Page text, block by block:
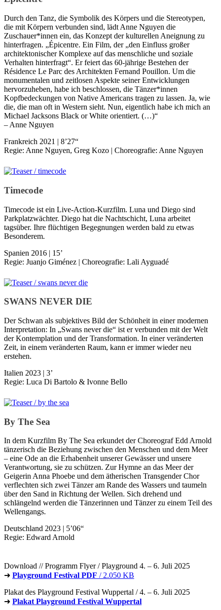
Durch den Tanz, die Symbolik des Körpers und die Stereotypen,
die mit Körpern verbunden sind, lädt Anne Nguyen die
Zuschauer*innen ein, das Konzept der kulturellen Aneignung zu
hinterfragen. „Épicentre. Ein Film, der „den Einfluss großer
architektonischer Komplexe auf das menschliche und soziale
Verhalten hinterfragt“. Er feiert das 60-jährige Bestehen der
Résidence Le Parc des Architekten Fernand Pouillon. Um die
monumentalen und zeitlosen Aspekte seiner Entwicklungen
hervorzuheben, habe ich beschlossen, die Tänzer*innen
Kopfbedeckungen von Native Americans tragen zu lassen. Ja, wie
die, die man oft in Western sieht. Nun, eigentlich habe ich mich an
Michael Jacksons Black or White orientiert. (…)“
– Anne Nguyen
Frankreich 2021 | 8’27“
Regie: Anne Nguyen, Greg Kozo | Choreografie: Anne Nguyen
Timecode
Timecode ist ein Live-Action-Kurzfilm. Luna und Diego sind
Parkplatzwächter. Diego hat die Nachtschicht, Luna arbeitet
tagsüber. Ihre flüchtigen Begegnungen werden bald zu etwas
Besonderem.
Spanien 2016 | 15’
Regie: Juanjo Giménez | Choreografie: Lali Ayguadé
SWANS NEVER DIE
Der Schwan als subjektives Bild der Schönheit in einer modernen
Interpre­tation: In „Swans never die“ ist er verbunden mit der Welt
der Kontemplation und der Transformation. In einer veränderten
Zeit, in einem ver­änderten Raum, kann er immer wieder neu
erstehen.
Italien 2023 | 3’
Regie: Luca Di Bartolo & Ivonne Bello
By The Sea
In dem Kurzfilm By The Sea erkundet der Choreograf Edd Arnold
tänzerisch die Beziehung zwischen den Menschen und dem Meer
– eine Ode an die Erhabenheit unserer Gewässer und unsere
Verantwortung, sie zu schützen. Zur Hymne an das Meer der
Geigerin Anna Phoebe und dem ätherischen Transgender Chor
verflechten sich zwei Tänzer am Rande des Wassers und taumeln
über den Sand in Richtung der Wellen. Sich drehend und
schlängelnd werden die Tänzerinnen und Tänzer zu einem Teil des
Wellengangs.
Deutschland 2023 | 5’06“
Regie: Edward Arnold
Download // Programm Flyer / Playground 4. – 6. Juli 2025
➜ Playground Festival PDF / 2.050 KB
Plakat des Playground Festival Wuppertal / 4. – 6. Juli 2025
➜ Plakat Playground Festival Wuppertal